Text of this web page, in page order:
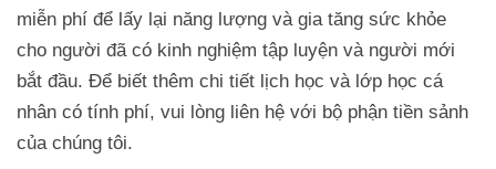
miễn phí để lấy lại năng lượng và gia tăng sức khỏe
cho người đã có kinh nghiệm tập luyện và người mới
bắt đầu. Để biết thêm chi tiết lịch học và lớp học cá
nhân có tính phí, vui lòng liên hệ với bộ phận tiền sảnh
của chúng tôi.